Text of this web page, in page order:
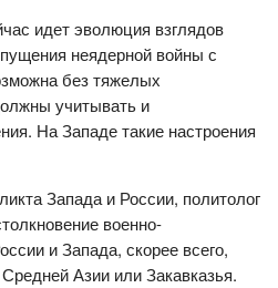
идет эволюция взглядов
неядерной войны с
без тяжелых
учитывать и
На Западе такие настроения
Запада и России, политолог
военно-
и Запада, скорее всего,
Азии или Закавказья.